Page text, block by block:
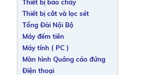
Thiết bị báo cháy
Thiết bị cắt và lọc sét
Tổng Đài Nội Bộ
Máy đếm tiền
Máy tính ( PC )
Màn hình Quảng cáo đứng
Điện thoại